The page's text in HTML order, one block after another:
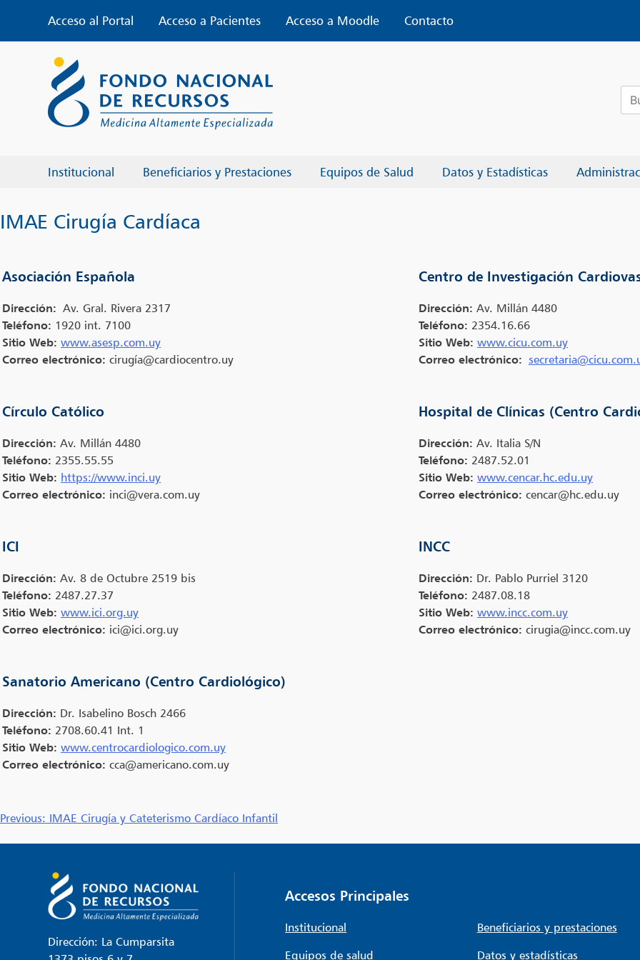
content
Acceso al Portal Acceso a Pacientes Acceso a Moodle
Contacto
Institucional Beneficiarios y Prestaciones Equipos de Salud Datos y Estadísticas
IMAE Cirugía Cardíaca
Asociación Española
Dirección: Av. Gral. Rivera 2317
Teléfono: 1920 int. 7100
Sitio Web: www.asesp.com.uy
Correo electrónico: cirugía@cardiocentro.uy
Centro de Investigación
Dirección: Av. Millán 4480
Teléfono: 2354.16.66
Sitio Web: www.cicu.com.uy
Correo electrónico:
Círculo Católico
Dirección: Av. Millán 4480
Teléfono: 2355.55.55
Sitio Web: https://www.inci.uy
Correo electrónico: inci@vera.com.uy
Hospital de Clínicas (Centro
Dirección: Av. Italia S/N
Teléfono: 2487.52.01
Sitio Web: www.cencar.hc.edu.uy
Correo electrónico: cencar@hc.edu.uy
ICI
Dirección: Av. 8 de Octubre 2519 bis
Teléfono: 2487.27.37
Sitio Web: www.ici.org.uy
Correo electrónico: ici@ici.org.uy
INCC
Dirección: Dr. Pablo Purriel 3120
Teléfono: 2487.08.18
Sitio Web: www.incc.com.uy
Correo electrónico: cirugia@incc.com.uy
Sanatorio Americano (Centro Cardiológico)
Dirección: Dr. Isabelino Bosch 2466
Teléfono: 2708.60.41 Int. 1
Sitio Web: www.centrocardiologico.com.uy
Correo electrónico: cca@americano.com.uy
Navegación
de
entradas
Previous: IMAE Cirugía y Cateterismo Cardíaco Infantil
Dirección: La Cumparsita
Accesos Principales
Institucional
Beneficiarios y prestaciones
Equipos de salud
Datos y estadísticas